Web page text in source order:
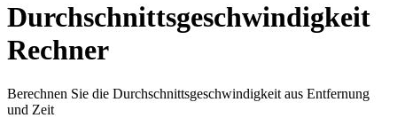
Durchschnittsgeschwindigkeit
Rechner
Berechnen Sie die Durchschnittsgeschwindigkeit aus Entfernung
und Zeit